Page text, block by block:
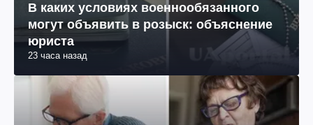
Война в Украине
В каких условиях военнообязанного
могут объявить в розыск: объяснение
юриста